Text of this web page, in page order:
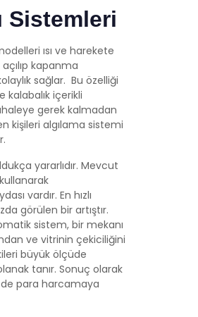
Sistemleri
ısı ve harekete
kapanma
sağlar. Bu özelliği
içerikli
gerek kalmadan
kişileri algılama sistemi
yararlıdır. Mevcut
vardır. En hızlı
görülen bir artıştır.
sistem, bir mekanı
ve vitrinin çekiciliğini
büyük ölçüde
tanır. Sonuç olarak
de para harcamaya